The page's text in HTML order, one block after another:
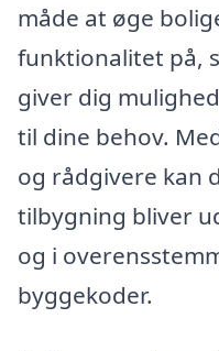
måde at øge
funktionalitet på,
giver dig
til dine behov.
og rådgivere kan
tilbygning bliver
og i
byggekoder.